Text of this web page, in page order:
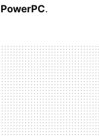
PowerPC.